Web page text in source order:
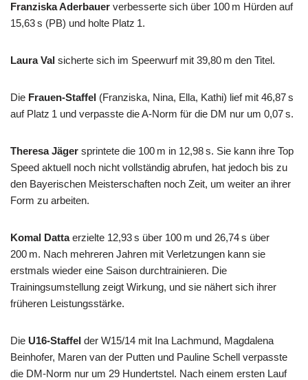
Franziska Aderbauer verbesserte sich über 100 m Hürden auf
15,63 s (PB) und holte Platz 1.
Laura Val sicherte sich im Speerwurf mit 39,80 m den Titel.
Die Frauen-Staffel (Franziska, Nina, Ella, Kathi) lief mit 46,87 s
auf Platz 1 und verpasste die A-Norm für die DM nur um 0,07 s.
Theresa Jäger sprintete die 100 m in 12,98 s. Sie kann ihre Top
Speed aktuell noch nicht vollständig abrufen, hat jedoch bis zu
den Bayerischen Meisterschaften noch Zeit, um weiter an ihrer
Form zu arbeiten.
Komal Dattaerzielte 12,93 s über 100 m und 26,74 s über
200 m. Nach mehreren Jahren mit Verletzungen kann sie
erstmals wieder eine Saison durchtrainieren. Die
Trainingsumstellung zeigt Wirkung, und sie nähert sich ihrer
früheren Leistungsstärke.
Die U16-Staffel der W15/14 mit Ina Lachmund, Magdalena
Beinhofer, Maren van der Putten und Pauline Schell verpasste
die DM-Norm nur um 29 Hundertstel. Nach einem ersten Lauf